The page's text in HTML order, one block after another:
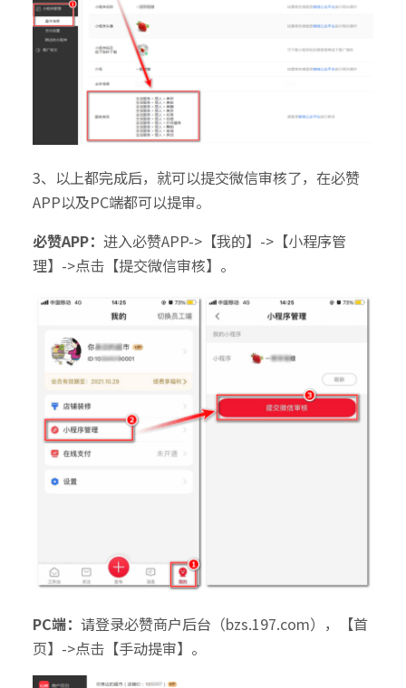
3、以上都完成后，就可以提交微信审核了，在必赞
APP以及PC端都可以提审。
必赞APP： 进入必赞APP->【我的】->【小程序管
理】->点击【提交微信审核】。
PC端： 请登录必赞商户后台（bzs.197.com），【首
页】->点击【手动提审】。